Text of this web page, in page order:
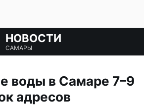
НОВОСТИ
САМАРЫ
воды в Самаре 7–9
адресов